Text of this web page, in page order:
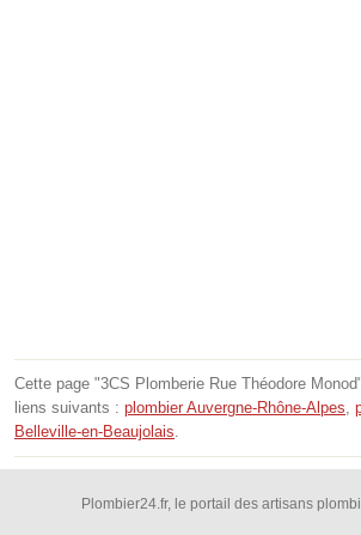
Cette page "3CS Plomberie Rue Théodore
liens suivants : plombier Auvergne-Rhône-Alpes,
Belleville-en-Beaujolais.
Plombier24.fr, le portail des artisans